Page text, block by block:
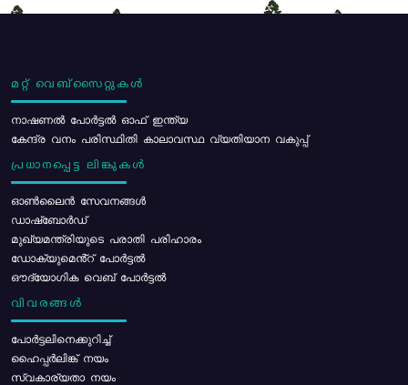
മറ്റ് വെബ്സൈറ്റുകൾ
നാഷണൽ പോർട്ടൽ ഓഫ് ഇന്ത്യ
കേന്ദ്ര വനം പരിസ്ഥിതി കാലാവസ്ഥ വ്യതിയാന വകുപ്പ്
പ്രധാനപ്പെട്ട ലിങ്കുകൾ
ഓൺലൈൻ സേവനങ്ങൾ
ഡാഷ്ബോർഡ്
മുഖ്യമന്ത്രിയുടെ പരാതി പരിഹാരം
ഡോക്യുമെൻ്റ് പോർട്ടൽ
ഔദ്യോഗിക വെബ് പോർട്ടൽ
വിവരങ്ങൾ
പോര്‍ട്ടലിനെക്കുറിച്ച്
ഹൈപ്പർലിങ്ക് നയം
സ്വകാര്യതാ നയം